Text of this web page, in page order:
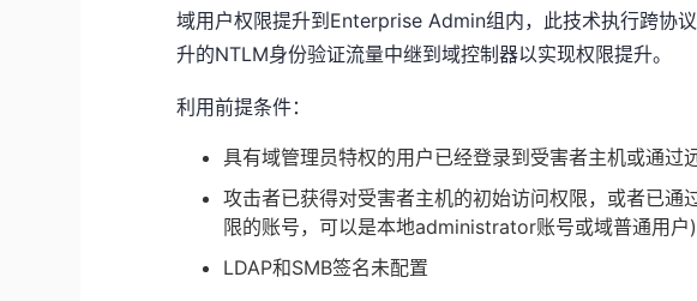
域用户权限提升到Enterprise Admin组内，此技术执行跨协
升的NTLM身份验证流量中继到域控制器以实现权限提升。
利用前提条件：
具有域管理员特权的用户已经登录到受害者主机或通过
攻击者已获得对受害者主机的初始访问权限，或者已通
限的账号，可以是本地administrator账号或域普通用户)
LDAP和SMB签名未配置